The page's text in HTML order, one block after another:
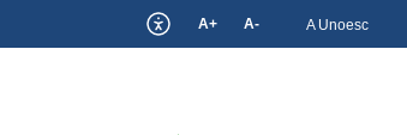
A+ A- A Unoesc